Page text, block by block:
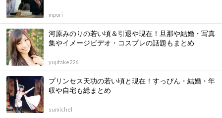
mpori
河原みのりの若い頃＆引退や現在！旦那や結婚・写真
集やイメージビデオ・コスプレの話題もまとめ
yujitake226
プリンセス天功の若い頃と現在！すっぴん・結婚・年
収や自宅も総まとめ
sumichel